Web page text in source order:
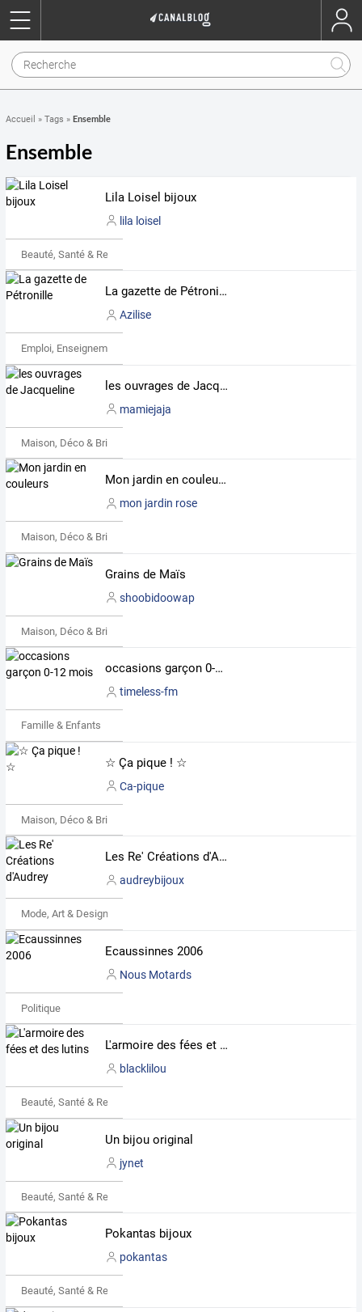
Accueil » Tags » Ensemble
Ensemble
Lila Loisel bijoux
lila loisel
Beauté, Santé & Remise en forme
La gazette de Pétronille
Azilise
Emploi, Enseignement & Etudes
les ouvrages de Jacqueline
mamiejaja
Maison, Déco & Bricolage
Mon jardin en couleurs
mon jardin rose
Maison, Déco & Bricolage
Grains de Maïs
shoobidoowap
Maison, Déco & Bricolage
occasions garçon 0-12 mois
timeless-fm
Famille & Enfants
☆ Ça pique ! ☆
Ca-pique
Maison, Déco & Bricolage
Les Re' Créations d'Audrey
audreybijoux
Mode, Art & Design
Ecaussinnes 2006
Nous Motards
Politique
L'armoire des fées et des lutins
blacklilou
Beauté, Santé & Remise en forme
Un bijou original
jynet
Beauté, Santé & Remise en forme
Pokantas bijoux
pokantas
Beauté, Santé & Remise en forme